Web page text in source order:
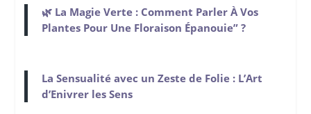
🌿 La Magie Verte : Comment Parler À Vos
Plantes Pour Une Floraison Épanouie” ?
La Sensualité avec un Zeste de Folie : L’Art
d’Enivrer les Sens